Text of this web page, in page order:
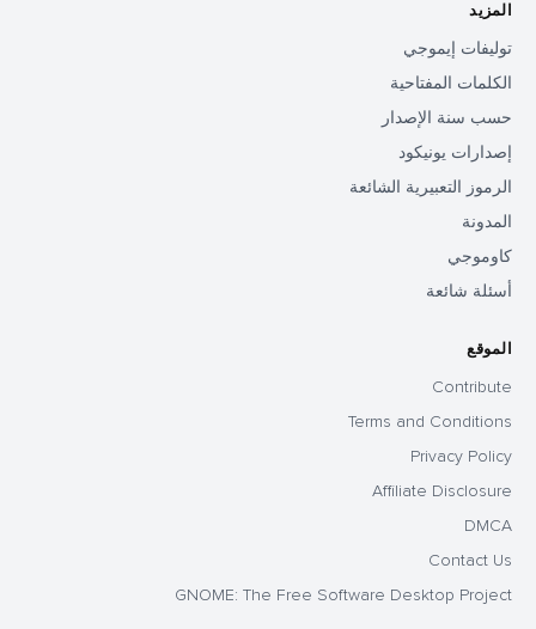
المزيد
توليفات إيموجي
الكلمات المفتاحية
حسب سنة الإصدار
إصدارات يونيكود
الرموز التعبيرية الشائعة
المدونة
كاوموجي
أسئلة شائعة
الموقع
Contribute
Terms and Conditions
Privacy Policy
Affiliate Disclosure
DMCA
Contact Us
GNOME: The Free Software Desktop Project